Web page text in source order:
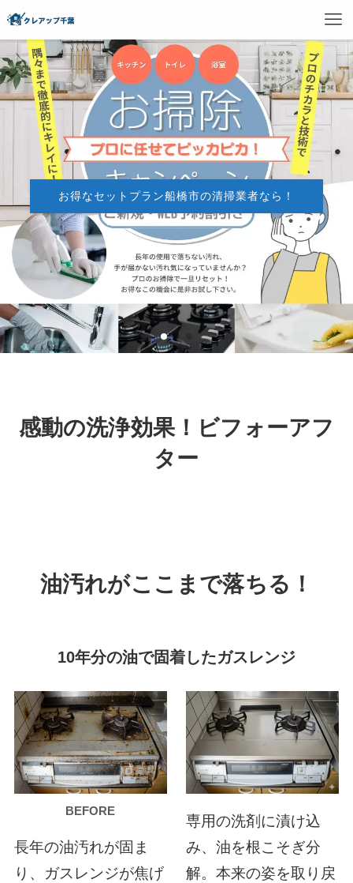
船橋市のエアコンクリーニングならクレアップ千
葉
お得なセットプラン船橋市の清掃業者なら！
船橋市のハウスクリーニング清掃業者ならクレア
ップ千葉
船橋市のエアコンクリーニングならクレアップ千
葉
お得なセットプラン船橋市の清掃業者なら！
感動の洗浄効果！ ビフォーアフ
ター
油汚れがここまで落ちる！
10年分の油で固着したガスレンジ
BEFORE
長年の油汚れが固ま
り、ガスレンジが焦げ
専用の洗剤に漬け込
み、油を根こそぎ分
解。本来の姿を取り戻